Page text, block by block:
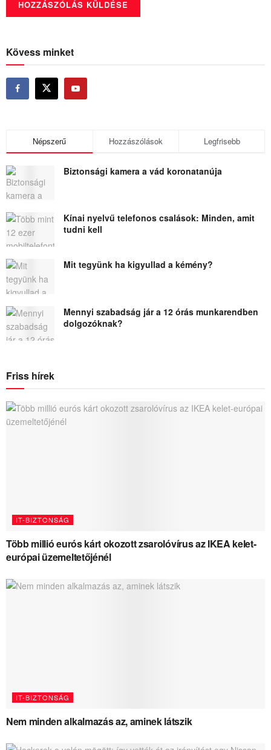
Kövess minket
Népszerű Hozzászólások Legfrisebb
Biztonsági kamera a vád koronatanúja
Kínai nyelvű telefonos csalások: Minden, amit
tudni kell
Mit tegyünk ha kigyullad a kémény?
Mennyi szabadság jár a 12 órás munkarendben
dolgozóknak?
Friss hírek
IT-BIZTONSÁG
Több millió eurós kárt okozott zsarolóvírus az IKEA kelet-
európai üzemeltetőjénél
IT-BIZTONSÁG
Nem minden alkalmazás az, aminek látszik